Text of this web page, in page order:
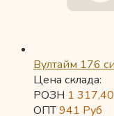
Вултайм 176
Цена склада:
РОЗН 1 317,40
ОПТ941 Руб